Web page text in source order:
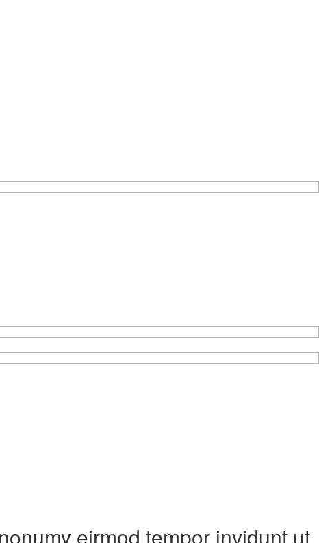
eirmod tempor invidunt ut